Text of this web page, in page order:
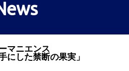
マニエンス
にした禁断の果実」